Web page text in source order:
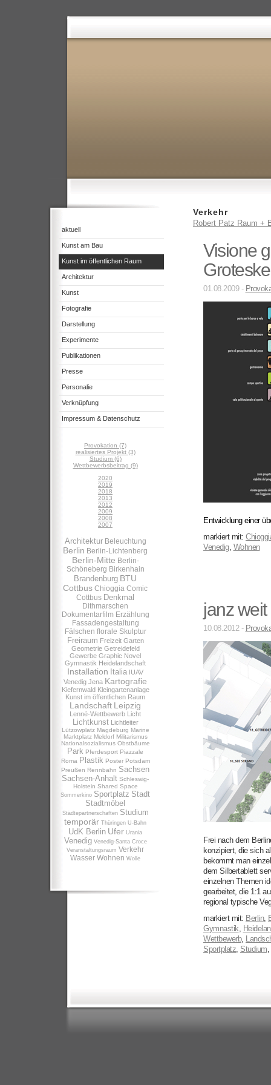
aktuell
Kunst am Bau
Kunst im öffentlichen Raum
Architektur
Kunst
Fotografie
Darstellung
Experimente
Publikationen
Presse
Personalie
Verknüpfung
Impressum & Datenschutz
Provokation (7)
realisiertes Projekt (3)
Studium (6)
Wettbewerbsbeitrag (9)
2020
2019
2018
2013
2012
2009
2008
2007
Architektur Beleuchtung
Berlin Berlin-Lichtenberg
Berlin-Mitte Berlin-
Schöneberg Birkenhain
Brandenburg BTU
Cottbus Chioggia Comic
Cottbus Denkmal
Dithmarschen
Dokumentarfilm Erzählung
Fassadengestaltung
Fälschen florale Skulptur
Freiraum Freizeit Garten
Geometrie Getreidefeld
Gewerbe Graphic Novel
Gymnastik Heidelandschaft
Installation Italia IUAV
Venedig Jena Kartografie
Kiefernwald Kleingartenanlage
Kunst im öffentlichen Raum
Landschaft Leipzig
Lenné-Wettbewerb Licht
Lichtkunst Lichtleiter
Lützowplatz Magdeburg Marine
Marktplatz Meldorf Militarismus
Nationalsozialismus Obstbäume
Park Pferdesport Piazzale
Roma Plastik Poster Potsdam
Preußen Rennbahn Sachsen
Sachsen-Anhalt Schleswig-
Holstein Shared Space
Sommerkino Sportplatz Stadt
Stadtmöbel
Städtepartnerschaften Studium
temporär Thüringen U-Bahn
UdK Berlin Ufer Urania
Venedig Venedig-Santa Croce
Veranstaltungsraum Verkehr
Wasser Wohnen Wolle
Verkehr
Robert Patz Raum +
Visione
Groteske
01.08.2009 -
Entwicklung einer
markiert mit:
Venedig, Wohnen
janz
10.08.2012 -
Frei nach dem
konzipiert, die sich
bekommt man
dem Silbertablett
einzelnen Themen
gearbeitet, die 1:1
regional typische
markiert mit: Berlin,
Gymnastik,
Wettbewerb,
Sportplatz, Studium,